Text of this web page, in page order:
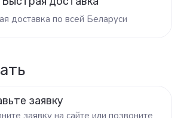
доставка по всей Беларуси
заявку
заявку на сайте или позвоните